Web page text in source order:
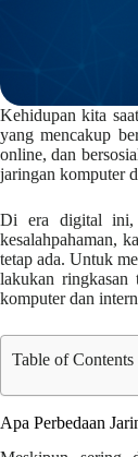
Kehidupan kita
yang mencakup
online, dan
jaringan komputer
Di era digital ini,
kesalahpahaman,
tetap ada. Untuk
lakukan ringkasan
komputer dan
Table of Contents
Apa Perbedaan